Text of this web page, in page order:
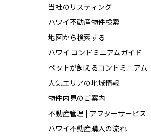
当社のリスティング
ハワイ不動産物件検索
地図から検索する
ハワイ コンドミニアムガイド
ペットが飼えるコンドミニアム
人気エリアの地域情報
物件内見のご案内
不動産管理 | アフターサービス
ハワイ不動産購入の流れ